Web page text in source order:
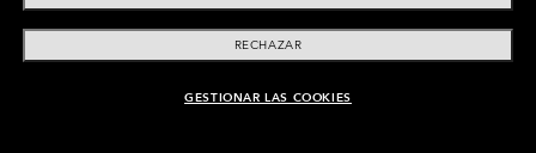
AÑADIR AL CARRITO
Paga a plazos
RECHAZAR
GESTIONAR LAS COOKIES